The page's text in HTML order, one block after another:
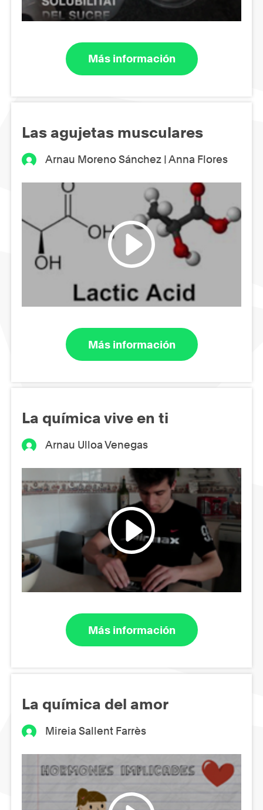
Más información
Las agujetas musculares
Arnau Moreno Sánchez | Anna Flores
Más información
La química vive en ti
Arnau Ulloa Venegas
Más información
La química del amor
Mireia Sallent Farrès